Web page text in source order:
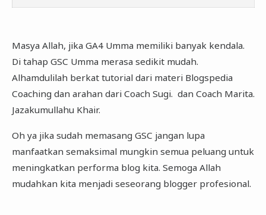
Masya Allah, jika GA4 Umma memiliki banyak kendala.
Di tahap GSC Umma merasa sedikit mudah.
Alhamdulilah berkat tutorial dari materi Blogspedia
Coaching dan arahan dari Coach Sugi. dan Coach Marita.
Jazakumullahu Khair.
Oh ya jika sudah memasang GSC jangan lupa
manfaatkan semaksimal mungkin semua peluang untuk
meningkatkan performa blog kita. Semoga Allah
mudahkan kita menjadi seseorang blogger profesional.